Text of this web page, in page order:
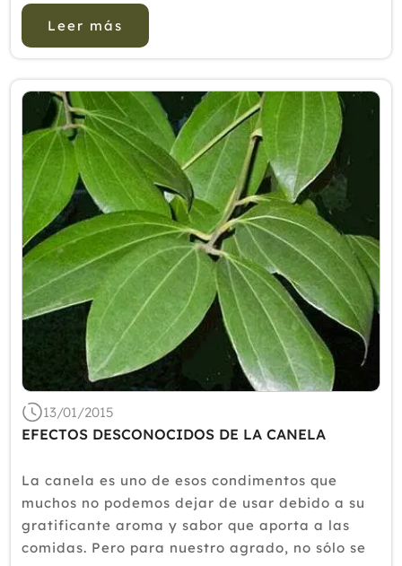
vitamina “C”, la miel y la CEBOLLA facilitan la
expectoración, ca...
Leer más
13/01/2015
EFECTOS DESCONOCIDOS DE LA CANELA
La canela es uno de esos condimentos que
muchos no podemos dejar de usar debido a su
gratificante aroma y sabor que aporta a las
comidas. Pero para nuestro agrado, no sólo se